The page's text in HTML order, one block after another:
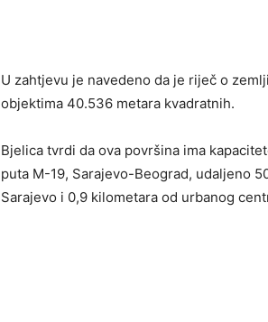
U zahtjevu je navedeno da je riječ o
objektima 40.536 metara kvadratnih.
Bjelica tvrdi da ova površina ima
puta M-19, Sarajevo-Beograd, udaljeno
Sarajevo i 0,9 kilometara od urbanog